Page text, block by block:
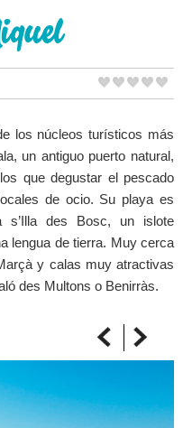
los núcleos turísticos más
un antiguo puerto natural,
que degustar el pescado
de ocio. Su playa es
des Bosc, un islote
lengua de tierra. Muy cerca
y calas muy atractivas
des Multons o Benirràs.